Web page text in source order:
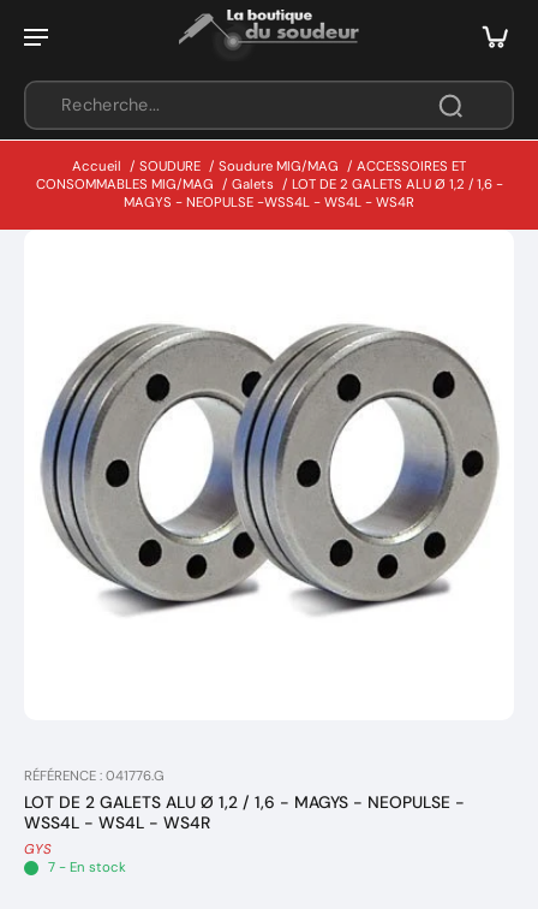
Accueil / SOUDURE / Soudure MIG/MAG / ACCESSOIRES ET
CONSOMMABLES MIG/MAG / Galets / LOT DE 2 GALETS ALU Ø 1,2 / 1,6 -
MAGYS - NEOPULSE -WSS4L - WS4L - WS4R
RÉFÉRENCE : 041776.G
LOT DE 2 GALETS ALU Ø 1,2 / 1,6 - MAGYS - NEOPULSE -
WSS4L - WS4L - WS4R
GYS
7 - En stock